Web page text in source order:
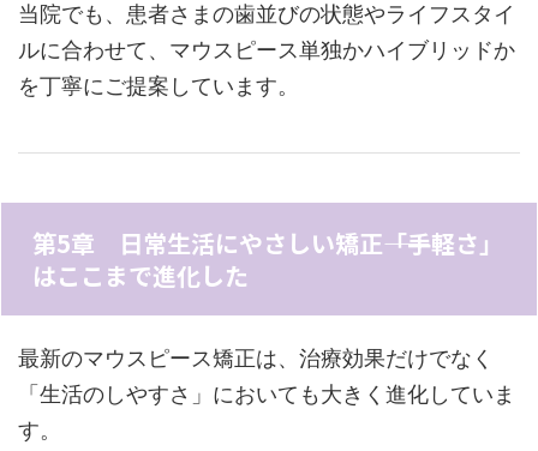
当院でも、患者さまの歯並びの状態やライフスタイ
ルに合わせて、マウスピース単独かハイブリッドか
を丁寧にご提案しています。
第5章 日常生活にやさしい矯正――「手軽さ」
はここまで進化した
最新のマウスピース矯正は、治療効果だけでなく
「生活のしやすさ」においても大きく進化していま
す。